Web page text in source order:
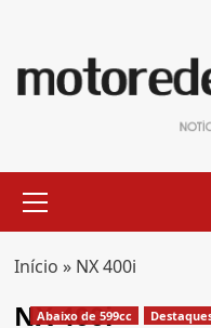
content
Menu
Início » NX 400i
NX 400i
Abaixo de 599cc